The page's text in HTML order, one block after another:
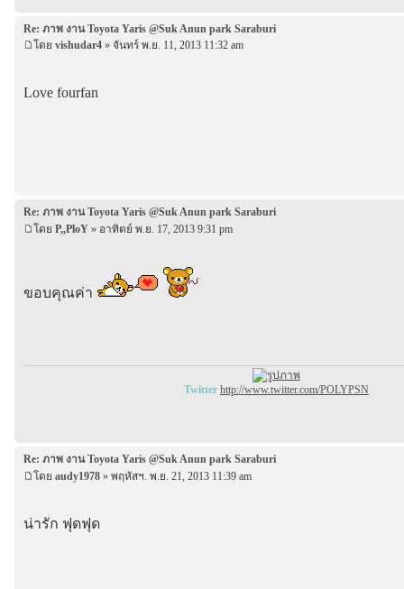
Re: ภาพ งาน Toyota Yaris @Suk Anun park Saraburi
โดย vishudar4 » จันทร์ พ.ย. 11, 2013 11:32 am
Love fourfan
Re: ภาพ งาน Toyota Yaris @Suk Anun park Saraburi
โดย P,,PloY » อาทิตย์ พ.ย. 17, 2013 9:31 pm
ขอบคุณค่า
Twitter http://www.twitter.com/POLYPSN
Re: ภาพ งาน Toyota Yaris @Suk Anun park Saraburi
โดย audy1978 » พฤหัสฯ. พ.ย. 21, 2013 11:39 am
น่ารัก ฟุดฟุด